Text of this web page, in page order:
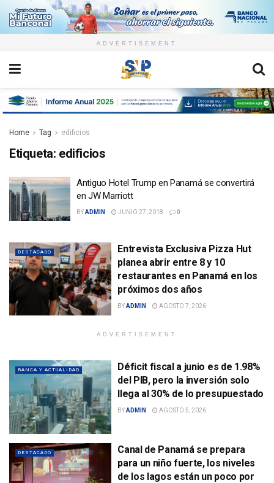
ADVERTISEMENT
Home Tag edificios
Etiqueta: edificios
Antiguo Hotel Trump en Panamá se convertirá
en JW Marriott
BYADMIN JUNIO 27, 2018 0
DESTACADO
Entrevista Exclusiva Pizza Hut
planea abrir entre 8 y 10
restaurantes en Panamá en los
próximos dos años
BYADMIN AGOSTO 7, 2026
ADVERTISEMENT
BANCA Y ACTUALIDAD
Déficit fiscal a junio es de 1.98%
del PIB, pero la inversión solo
llega al 30% de lo presupuestado
BYADMIN AGOSTO 5, 2026
DESTACADO
Canal de Panamá se prepara
para un niño fuerte, los niveles
de los lagos están un poco por